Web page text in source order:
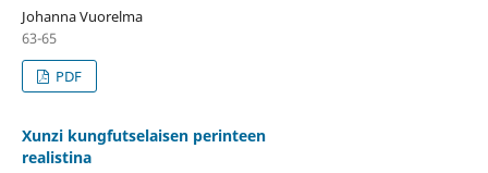
Johanna Vuorelma
63-65
PDF
Xunzi kungfutselaisen perinteen
realistina